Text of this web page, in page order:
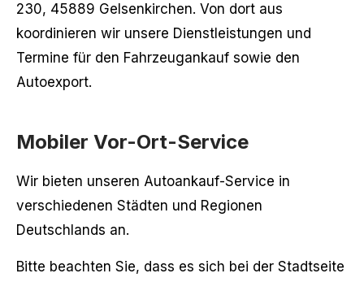
230, 45889 Gelsenkirchen. Von dort aus
koordinieren wir unsere Dienstleistungen und
Termine für den Fahrzeugankauf sowie den
Autoexport.
Mobiler Vor-Ort-Service
Wir bieten unseren Autoankauf-Service in
verschiedenen Städten und Regionen
Deutschlands an.
Bitte beachten Sie, dass es sich bei der Stadtseite